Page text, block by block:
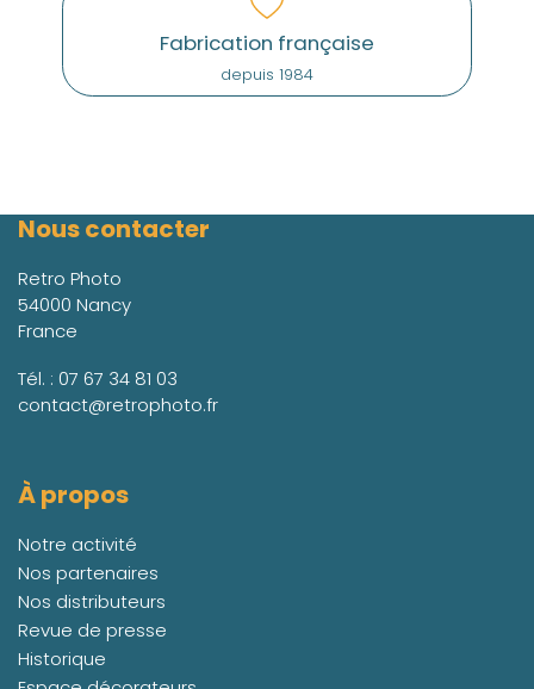
Fabrication française
depuis 1984
Nous contacter
Retro Photo
54000 Nancy
France
Tél. : 07 67 34 81 03
contact@retrophoto.fr
À propos
Notre activité
Nos partenaires
Nos distributeurs
Revue de presse
Historique